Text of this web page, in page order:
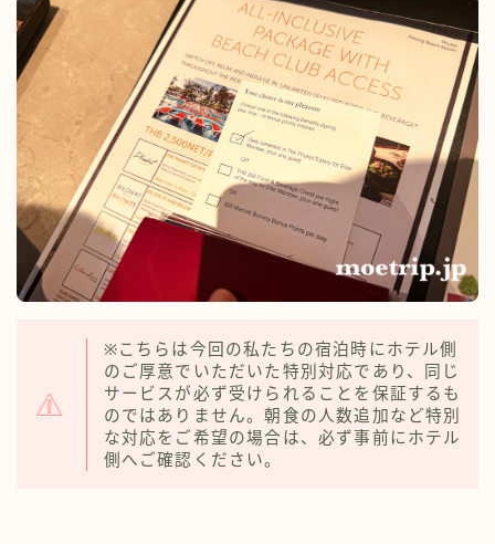
※こちらは今回の私たちの宿泊時にホテル側
のご厚意でいただいた特別対応であり、同じ
サービスが必ず受けられることを保証するも
のではありません。朝食の人数追加など特別
な対応をご希望の場合は、必ず事前にホテル
側へご確認ください。